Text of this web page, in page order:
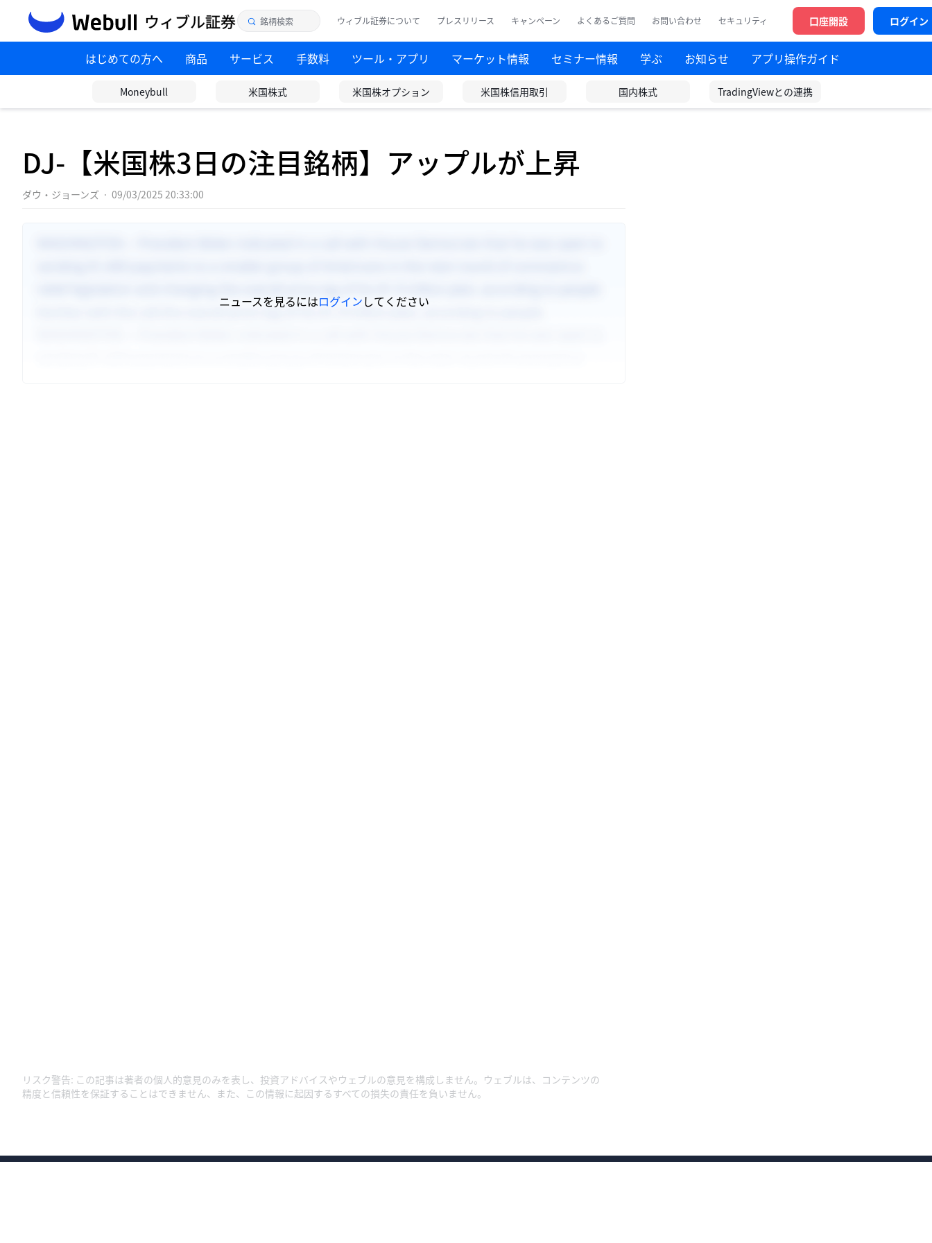
ウィブル証券について プレスリリース キャンペーン よくあるご質問 お問い合わせ セキュリティ 口座開設 ログイン
はじめての方へ 商品 サービス 手数料 ツール・アプリ マーケット情報 セミナー情報 学ぶ お知らせ アプリ操作ガイド
Moneybull 米国株式 米国株オプション 米国株信用取引 国内株式 TradingViewとの連携
DJ-【米国株3日の注目銘柄】アップルが上昇
ダウ・ジョーンズ · 09/03/2025 20:33:00
ニュースを見るにはログインしてください
リスク警告: この記事は著者の個人的意見のみを表し、投資アドバイスやウェブルの意見を構成しません。ウェブルは、コンテンツの
精度と信頼性を保証することはできません、また、この情報に起因するすべての損失の責任を負いません。